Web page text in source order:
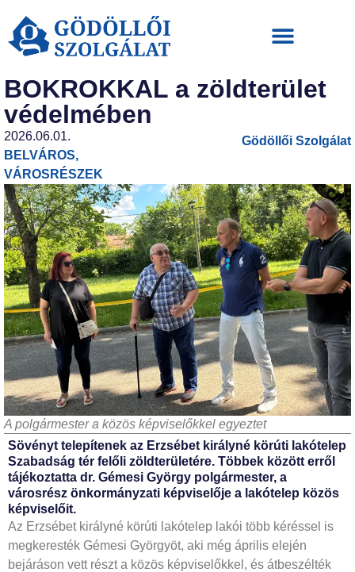
BOKROKKAL a zöldterület
védelmében
2026.06.01.
BELVÁROS,
VÁROSRÉSZEK
Gödöllői Szolgálat
A polgármester a közös képviselőkkel egyeztet
Sövényt telepítenek az Erzsébet királyné körúti lakótelep
Szabadság tér felőli zöldterületére. Többek között erről
tájékoztatta dr. Gémesi György polgármester, a
városrész önkormányzati képviselője a lakótelep közös
képviselőit.
Az Erzsébet királyné körúti lakótelep lakói több kéréssel is
megkeresték Gémesi Györgyöt, aki még április elején
bejáráson vett részt a közös képviselőkkel, és átbeszélték